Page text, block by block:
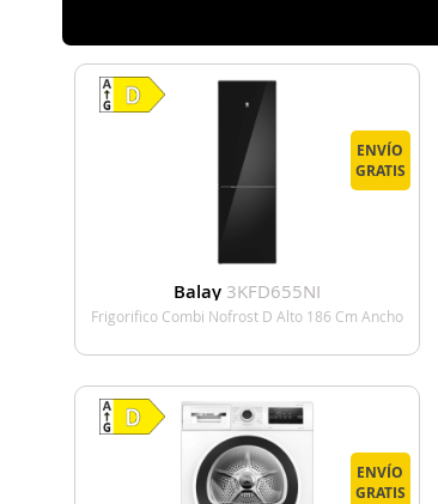
ENVÍO
GRATIS
Balay 3KFD655NI
Frigorifico Combi Nofrost D Alto 186 Cm Ancho
VER DETALLE
ENVÍO
GRATIS